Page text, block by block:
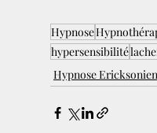
Hypnose
hypersensibilité
Hypnose